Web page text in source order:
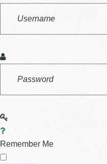
Remember Me